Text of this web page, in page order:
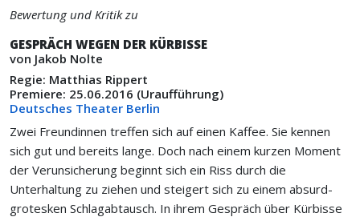
Bewertung und Kritik zu
GESPRÄCH WEGEN DER KÜRBISSE
von Jakob Nolte
Regie: Matthias Rippert
Premiere: 25.06.2016 (Uraufführung)
Deutsches Theater Berlin
Zwei Freundinnen treffen sich auf einen Kaf­fee. Sie kennen
sich gut und bereits lange. Doch nach einem kurzen Moment
der Ver­unsicherung beginnt sich ein Riss durch die
Unterhaltung zu ziehen und steigert sich zu einem absurd­
grotesken Schlagabtausch. In ihrem Gespräch über Kürbisse